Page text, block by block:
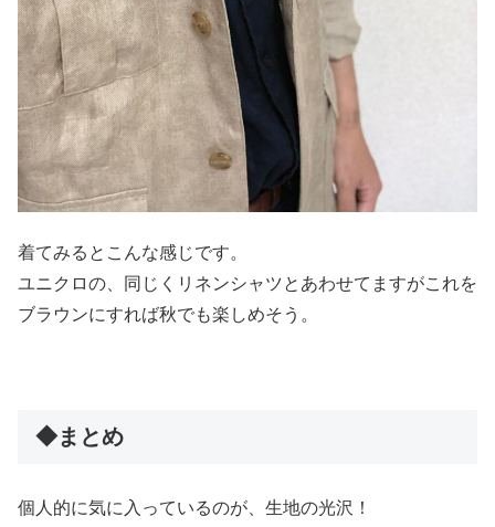
着てみるとこんな感じです。
ユニクロの、同じくリネンシャツとあわせてますがこれを
ブラウンにすれば秋でも楽しめそう。
◆まとめ
個人的に気に入っているのが、生地の光沢！